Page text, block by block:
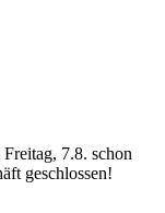
7.8. schon
geschlossen!